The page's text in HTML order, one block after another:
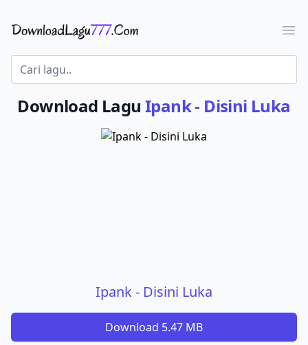
Download Lagu - LaguJoss.com
Download Lagu Ipank - Disini Luka
Ipank - Disini Luka
Download 5.47 MB